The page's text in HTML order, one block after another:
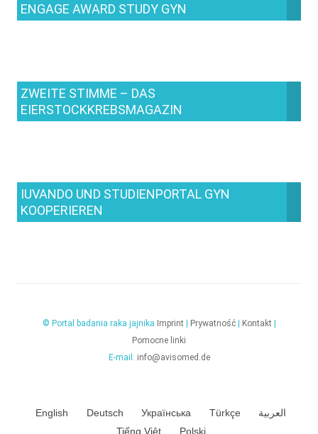
ENGAGE AWARD STUDY GYN
ZWEITE STIMME – DAS
EIERSTOCKKREBSMAGAZIN
IUVANDO UND STUDIENPORTAL GYN
KOOPERIEREN
© Portal badania raka jajnika Imprint | Prywatność| Kontakt |
Pomocne linki
E-mail: info@avisomed.de
English Deutsch Українська Türkçe
العربية
Tiếng Việt
Polski